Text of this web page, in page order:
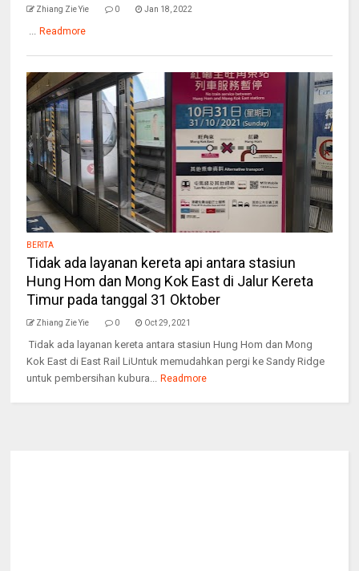
Zhiang Zie Yie 0 Jan 18, 2022
... Readmore
BERITA
Tidak ada layanan kereta api antara stasiun
Hung Hom dan Mong Kok East di Jalur Kereta
Timur pada tanggal 31 Oktober
Zhiang Zie Yie 0 Oct 29, 2021
Tidak ada layanan kereta antara stasiun Hung Hom dan Mong
Kok East di East Rail LiUntuk memudahkan pergi ke Sandy Ridge
untuk pembersihan kubura... Readmore